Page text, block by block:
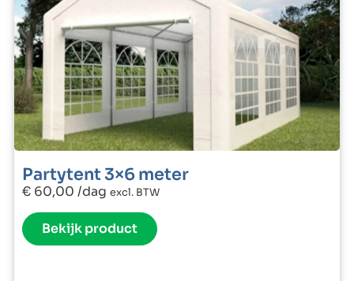
Partytent 3×6 meter
€60,00 /dag excl. BTW
Bekijk product